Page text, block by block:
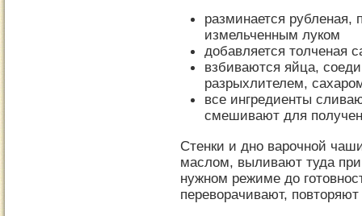
разминается рубленая,
измельченным луком
добавляется толченая
взбиваются яйца,
разрыхлителем,
все ингредиенты
смешивают для
Стенки и дно варочной
маслом, выливают туда
нужном режиме до
переворачивают,